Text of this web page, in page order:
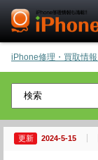
iPhone修理・買取情
2024-5-15